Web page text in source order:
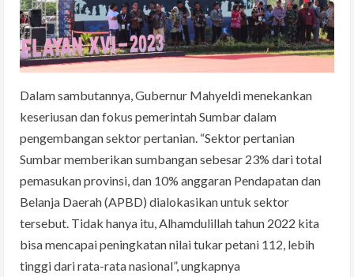
Dalam sambutannya, Gubernur Mahyeldi menekankan
keseriusan dan fokus pemerintah Sumbar dalam
pengembangan sektor pertanian. “Sektor pertanian
Sumbar memberikan sumbangan sebesar 23% dari total
pemasukan provinsi, dan 10% anggaran Pendapatan dan
Belanja Daerah (APBD) dialokasikan untuk sektor
tersebut. Tidak hanya itu, Alhamdulillah tahun 2022 kita
bisa mencapai peningkatan nilai tukar petani 112, lebih
tinggi dari rata-rata nasional”, ungkapnya